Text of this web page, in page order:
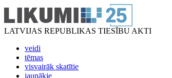
LATVIJAS REPUBLIKAS TIESĪBU AKTI
veidi
tēmas
visvairāk skatītie
jaunākie